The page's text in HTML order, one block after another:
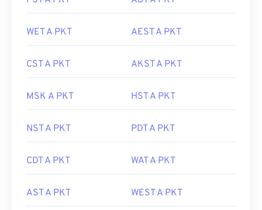
WET A PKT AEST A PKT
CST A PKT AKST A PKT
MSK A PKT HST A PKT
NST A PKT PDT A PKT
CDT A PKT WAT A PKT
AST A PKT WEST A PKT